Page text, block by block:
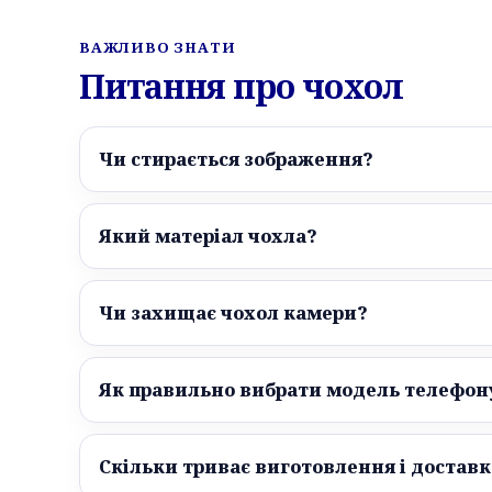
ВАЖЛИВО ЗНАТИ
Питання про чохол
Чи стирається зображення?
Який матеріал чохла?
Чи захищає чохол камери?
Як правильно вибрати модель
Скільки триває виготовлення і